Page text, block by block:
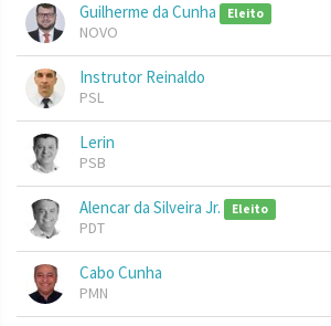
Guilherme da Cunha Eleito
NOVO
Instrutor Reinaldo
PSL
Lerin
PSB
Alencar da Silveira Jr. Eleito
PDT
Cabo Cunha
PMN